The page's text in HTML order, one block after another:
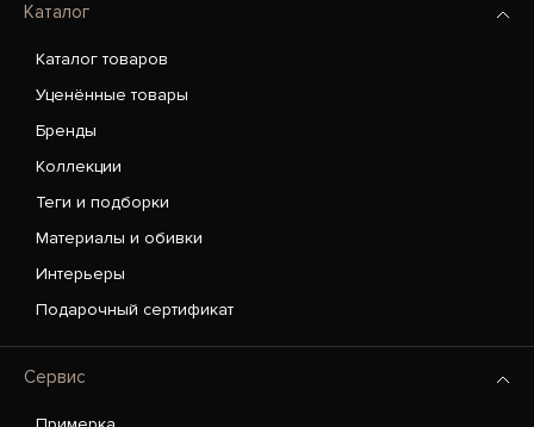
Каталог
Каталог товаров
Уценённые товары
Бренды
Коллекции
Теги и подборки
Материалы и обивки
Интерьеры
Подарочный сертификат
Сервис